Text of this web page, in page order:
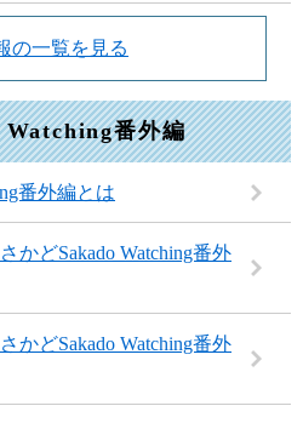
の一覧を見る
Watching番外編
番外編とは
かどSakado Watching番外
かどSakado Watching番外